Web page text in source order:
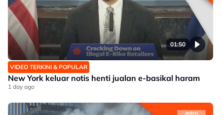
01:50
VIDEO TERKINI & POPULAR
New York keluar notis henti jualan e-basikal haram
1 day ago